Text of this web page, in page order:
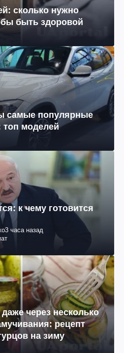
сколько нужно
быть здоровой
самые популярные
топ моделей
к чему готовится
3 часа назад
через несколько
рецепт
на зиму